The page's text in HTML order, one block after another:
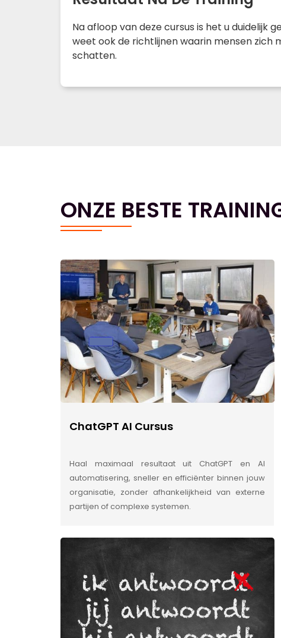
Na afloop van deze cursus is het u duidelijk
weet ook de richtlijnen waarin mensen
schatten.
ONZE BESTE
ChatGPT AI Cursus
Haal maximaal resultaat uit ChatGPT en AI
automatisering, sneller en efficiënter binnen jouw
organisatie, zonder afhankelijkheid van externe
partijen of complexe systemen.